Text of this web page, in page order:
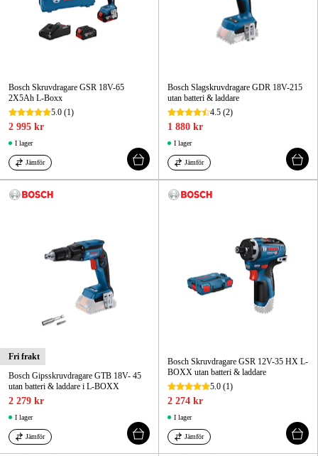
Varumärken
Våra varumärken
Kontakt & Öppettider
FAQ
Bosch Skruvdragare GSR 18V-65
2X5Ah ​L-Boxx
5.0 (1)
2 995 kr
I lager
Jämför
Bosch Slagskruvdragare GDR 18V-215
utan batteri & laddare
4.5 (2)
1 880 kr
I lager
Jämför
Fri frakt
Bosch Gipsskruvdragare GTB 18V- 45
utan batteri & laddare i L-BOXX
2 279 kr
I lager
Jämför
Bosch Skruvdragare GSR 12V-35 HX L-
BOXX utan batteri & laddare
5.0 (1)
2 274 kr
I lager
Jämför